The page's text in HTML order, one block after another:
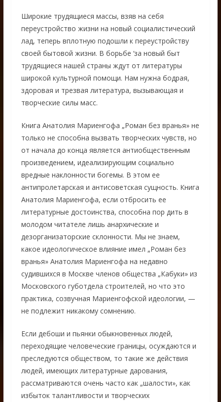
Широкие трудящиеся массы, взяв на себя
переустройство жизни на новый социалистический
лад, теперь вплотную подошли к переустройству
своей бытовой жизни. В борьбе ‘за новый быт
трудящиеся нашей страны ждут от литературы
широкой культурной помощи. Нам нужна бодрая,
здоровая и трезвая литература, вызывающая и
творческие силы масс.
Книга Анатолия Мариенгофа „Роман без вранья» не
только не способна вызвать творческих чувств, но
от начала до конца является антиобщественным
произведением, идеализирующим социально
вредные наклонности богемы. В этом ее
антипролетарская и антисоветская сущность. Книга
Анатолия Мариенгофа, если отбросить ее
литературные достоинства, способна пор дить в
молодом читателе лишь анархические и
дезорганизаторские склонности. Мы не знаем,
какое идеологическое влияние имел „Роман без
вранья» Анатолия Мариенгофа на недавно
судившихся в Москве членов общества „Кабуки» из
Московского губотдела строителей, но что это
практика, созвучная Мариенгофской идеологии, —
не подлежит никакому сомнению.
Если дебоши и пьянки обыкновенных людей,
переходящие человеческие границы, осуждаются и
преследуются обществом, то такие же действия
людей, имеющих литературные дарования,
рассматриваются очень часто как „шалости», как
избыток талантливости и творческих